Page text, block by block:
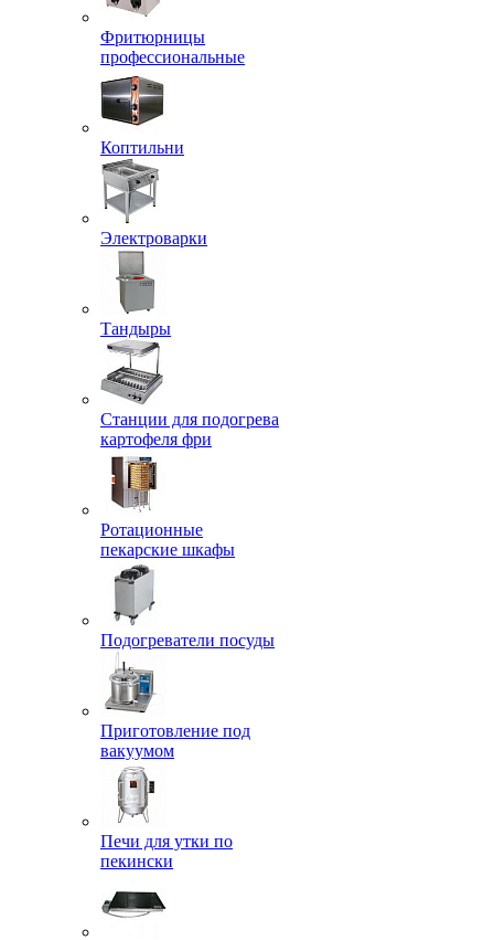
Фритюрницы
профессиональные
Коптильни
Электроварки
Тандыры
Станции для подогрева
картофеля фри
Ротационные
пекарские шкафы
Подогреватели посуды
Приготовление под
вакуумом
Печи для утки по
пекински